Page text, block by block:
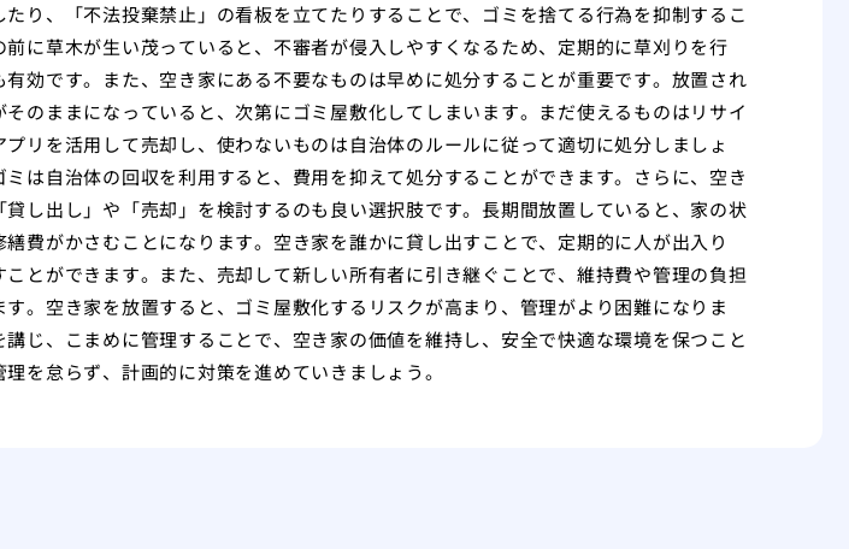
り、「不法投棄禁止」の看板を立てたりすることで、ゴミを捨てる行為を抑制するこ
前に草木が生い茂っていると、不審者が侵入しやすくなるため、定期的に草刈りを行
有効です。また、空き家にある不要なものは早めに処分することが重要です。放置され
のままになっていると、次第にゴミ屋敷化してしまいます。まだ使えるものはリサイ
リを活用して売却し、使わないものは自治体のルールに従って適切に処分しましょ
は自治体の回収を利用すると、費用を抑えて処分することができます。さらに、空き
し出し」や「売却」を検討するのも良い選択肢です。長期間放置していると、家の状
費がかさむことになります。空き家を誰かに貸し出すことで、定期的に人が出入り
ことができます。また、売却して新しい所有者に引き継ぐことで、維持費や管理の負担
。空き家を放置すると、ゴミ屋敷化するリスクが高まり、管理がより困難になりま
じ、こまめに管理することで、空き家の価値を維持し、安全で快適な環境を保つこと
を怠らず、計画的に対策を進めていきましょう。